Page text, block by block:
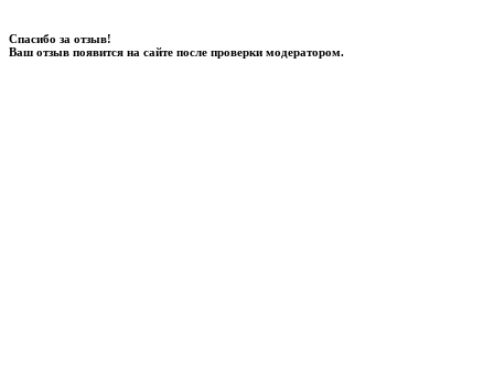
Спасибо за отзыв!
Ваш отзыв появится на сайте после проверки модератором.